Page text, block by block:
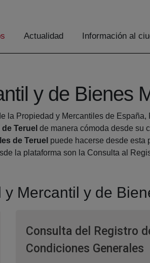
Actualidad Información al
y de Bienes
la Propiedad y Mercantiles de
Teruel de manera cómoda desde su
de Teruel puede hacerse desde esta
la plataforma son la Consulta al
Mercantil y de
Consulta del Registro
Condiciones Generales